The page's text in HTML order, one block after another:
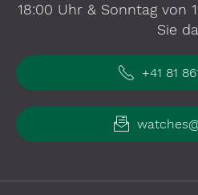
18:00 Uhr & Sonntag von
Sie
+41 81